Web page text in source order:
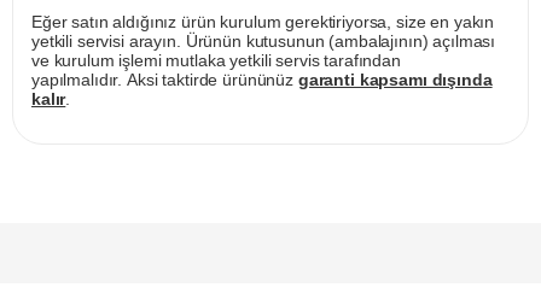
Eğer satın aldığınız ürün kurulum gerektiriyorsa, size en yakın
yetkili servisi arayın. Ürünün kutusunun (ambalajının) açılması
ve kurulum işlemi mutlaka yetkili servis tarafından
yapılmalıdır. Aksi taktirde ürününüz garanti kapsamı dışında
kalır.